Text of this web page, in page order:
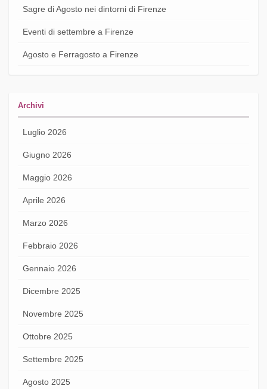
Sagre di Agosto nei dintorni di Firenze
Eventi di settembre a Firenze
Agosto e Ferragosto a Firenze
Archivi
Luglio 2026
Giugno 2026
Maggio 2026
Aprile 2026
Marzo 2026
Febbraio 2026
Gennaio 2026
Dicembre 2025
Novembre 2025
Ottobre 2025
Settembre 2025
Agosto 2025